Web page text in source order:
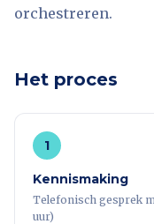
orchestreren.
Het proces
1
Kennismaking
Telefonisch gesprek
uur)